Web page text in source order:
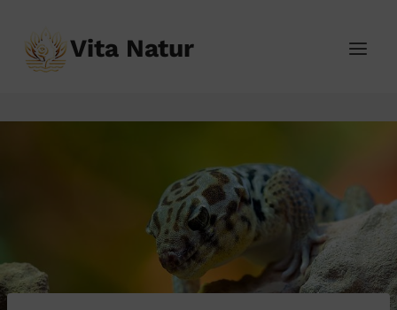
obsah
Vita Natur